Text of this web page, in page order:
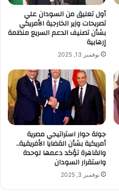
أول تعليق من السودان علي
تصريحات وزير الخارجية الأمريكي
بشأن تصنيف الدعم السريع منظمة
إرهابية
نوفمبر 13, 2025
جولة حوار استراتيجي مصرية
أمريكية بشأن القضايا الأفريقية ..
والقاهرة تؤكد دعمها لوحدة
واستقرار السودان
نوفمبر 3, 2025